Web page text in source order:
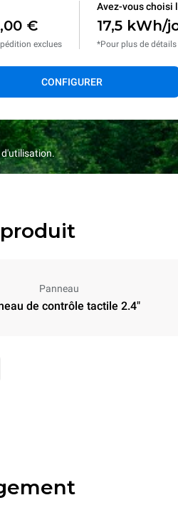
€
exclues
Avez-vous choisi
17,5 kWh/
*Pour plus de
CONFIGURER
d'utilisation.
Panneau
de contrôle tactile 2.4"